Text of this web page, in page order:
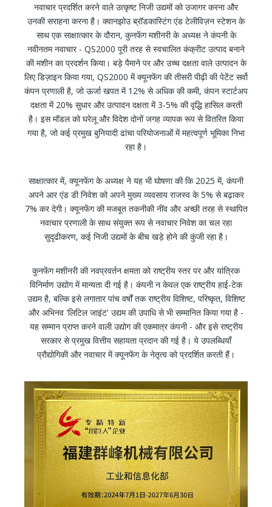
नवाचार प्रदर्शित करने वाले उत्कृष्ट निजी उद्यमों को उजागर करना और
उनकी सराहना करना है। क्वानझोउ ब्रॉडकास्टिंग एंड टेलीविज़न स्टेशन के
साथ एक साक्षात्कार के दौरान, कुनफेंग मशीनरी के अध्यक्ष ने कंपनी के
नवीनतम नवाचार - QS2000 पूरी तरह से स्वचालित कंक्रीट उत्पाद बनाने
की मशीन का प्रदर्शन किया। बड़े पैमाने पर और उच्च दक्षता वाले उत्पादन के
लिए डिज़ाइन किया गया, QS2000 में क्यूनफेंग की तीसरी पीढ़ी की पेटेंट सर्वो
कंपन प्रणाली है, जो ऊर्जा खपत में 12% से अधिक की कमी, कंपन स्टार्टअप
दक्षता में 20% सुधार और उत्पादन दक्षता में 3-5% की वृद्धि हासिल करती
है। इस मॉडल को घरेलू और विदेश दोनों जगह व्यापक रूप से वितरित किया
गया है, जो कई प्रमुख बुनियादी ढांचा परियोजनाओं में महत्वपूर्ण भूमिका निभा
रहा है।
साक्षात्कार में, क्यूनफेंग के अध्यक्ष ने यह भी घोषणा की कि 2025 में, कंपनी
अपने आर एंड डी निवेश को अपने मुख्य व्यवसाय राजस्व के 5% से बढ़ाकर
7% कर देगी। क्यूनफेंग की मजबूत तकनीकी नींव और अच्छी तरह से स्थापित
नवाचार प्रणाली के साथ संयुक्त रूप से नवाचार निवेश का चल रहा
सुदृढीकरण, कई निजी उद्यमों के बीच खड़े होने की कुंजी रहा है।
कुनफेंग मशीनरी की नवप्रवर्तन क्षमता को राष्ट्रीय स्तर पर और यांत्रिक
विनिर्माण उद्योग में मान्यता दी गई है। कंपनी न केवल एक राष्ट्रीय हाई-टेक
उद्यम है, बल्कि इसे लगातार पांच वर्षों तक राष्ट्रीय विशिष्ट, परिष्कृत, विशिष्ट
और अभिनव 'लिटिल जाइंट' उद्यम की उपाधि से भी सम्मानित किया गया है -
यह सम्मान प्राप्त करने वाली उद्योग की एकमात्र कंपनी - और इसे राष्ट्रीय
सरकार से प्रमुख वित्तीय सहायता प्रदान की गई है। ये उपलब्धियाँ
प्रौद्योगिकी और नवाचार में क्यूनफेंग के नेतृत्व को प्रदर्शित करती हैं।